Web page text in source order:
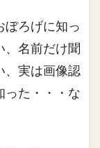
ぼろげに知っ
、名前だけ聞
、実は画像認
った・・・な